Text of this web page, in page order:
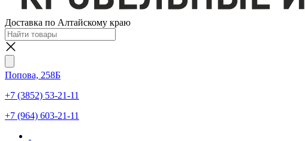
Доставка по Алтайскому краю
Попова, 258Б
+7 (3852) 53-21-11
+7 (964) 603-21-11